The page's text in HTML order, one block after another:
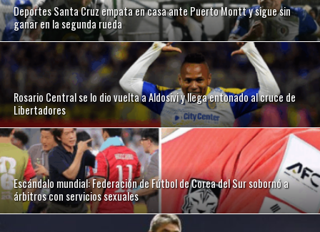
Deportes Santa Cruz empata en casa ante Puerto Montt y sigue sin
ganar en la segunda rueda
Rosario Central se lo dio vuelta a Aldosivi y llega entonado al cruce de
Libertadores
Escándalo mundial: Federación de Fútbol de Corea del Sur sobornó a
árbitros con servicios sexuales